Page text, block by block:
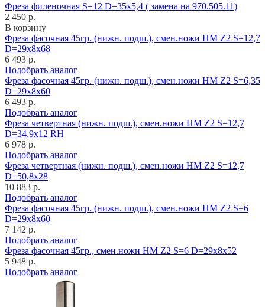
Фреза филеночная S=12 D=35x5,4 ( замена на 970.505.11)
2 450 р.
В корзину
Фреза фасочная 45гр. (нижн. подш.), смен.ножи HM Z2 S=12,7
D=29x8x68
6 493 р.
Подобрать аналог
Фреза фасочная 45гр. (нижн. подш.), смен.ножи HM Z2 S=6,35
D=29x8x60
6 493 р.
Подобрать аналог
Фреза четвертная (нижн. подш.), смен.ножи HM Z2 S=12,7
D=34,9x12 RH
6 978 р.
Подобрать аналог
Фреза четвертная (нижн. подш.), смен.ножи HM Z2 S=12,7
D=50,8x28
10 883 р.
Подобрать аналог
Фреза фасочная 45гр. (нижн. подш.), смен.ножи HM Z2 S=6
D=29x8x60
7 142 р.
Подобрать аналог
Фреза фасочная 45гр., смен.ножи HM Z2 S=6 D=29x8x52
5 948 р.
Подобрать аналог